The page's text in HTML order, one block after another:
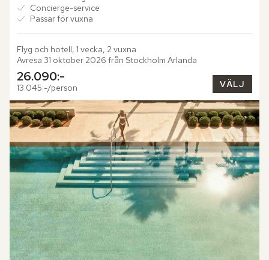
Concierge-service
Passar för vuxna
Flyg och hotell, 1 vecka, 2 vuxna
Avresa 31 oktober 2026 från Stockholm Arlanda
26.090:-
13.045:-/person VÄLJ